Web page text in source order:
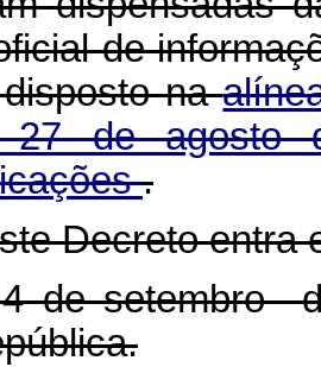
de
na
27 de agosto
.
Decreto entra
de setembro